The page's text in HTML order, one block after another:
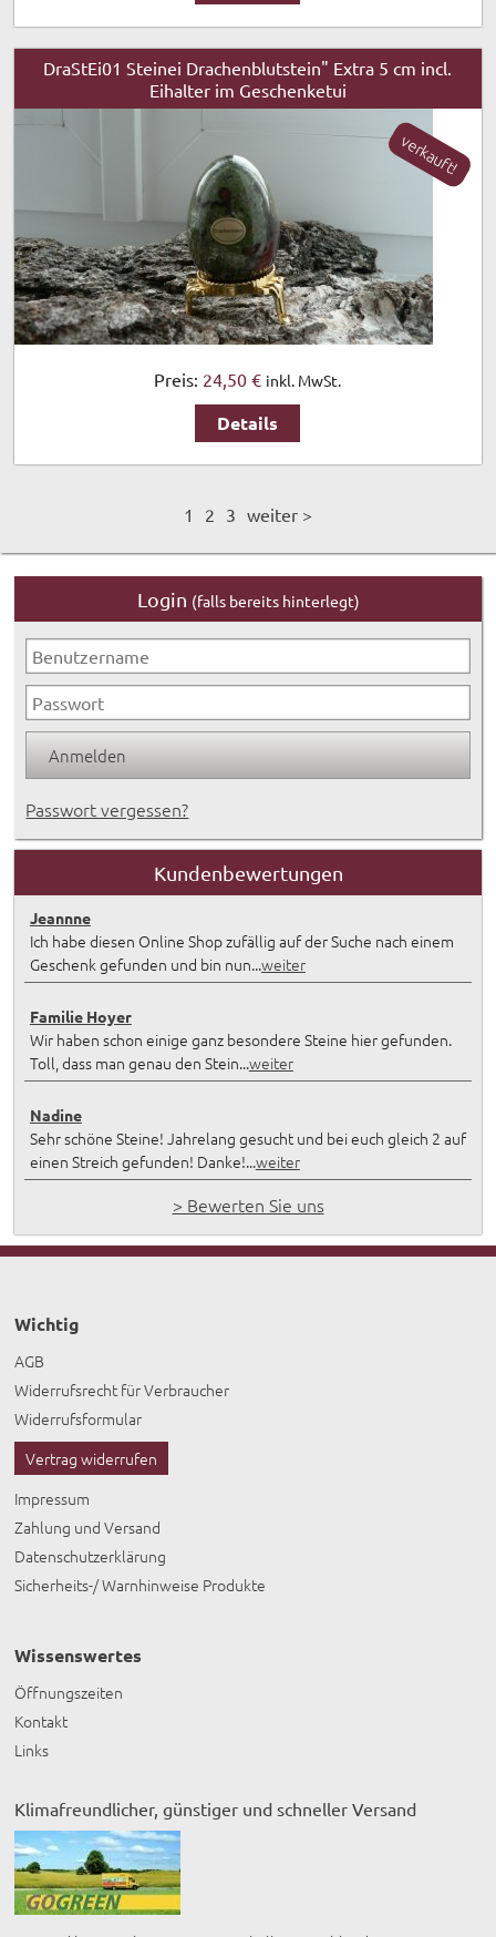
DraStEi01 Steinei Drachenblutstein" Extra 5 cm incl.
Eihalter im Geschenketui
Preis: 24,50 € inkl. MwSt.
Details
verkauft!
1 2 3 weiter >
Login (falls bereits hinterlegt)
Passwort vergessen?
Kundenbewertungen
Jeannne
Ich habe diesen Online Shop zufällig auf der Suche nach einem
Geschenk gefunden und bin nun...weiter
Familie Hoyer
Wir haben schon einige ganz besondere Steine hier gefunden.
Toll, dass man genau den Stein...weiter
Nadine
Sehr schöne Steine! Jahrelang gesucht und bei euch gleich 2 auf
einen Streich gefunden! Danke!...weiter
> Bewerten Sie uns
Wichtig
AGB
Widerrufsrecht für Verbraucher
Widerrufsformular
Vertrag widerrufen
Impressum
Zahlung und Versand
Datenschutzerklärung
Sicherheits-/ Warnhinweise Produkte
Wissenswertes
Öffnungszeiten
Kontakt
Links
Klimafreundlicher, günstiger und schneller Versand